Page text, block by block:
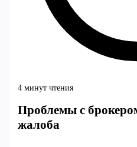
4 минут чтения
Проблемы с
жалоба